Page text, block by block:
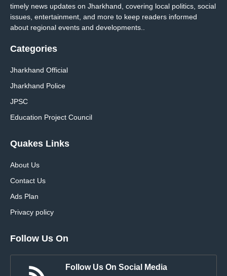
timely news updates on Jharkhand, covering local politics, social
issues, entertainment, and more to keep readers informed
about regional events and developments..
Categories
Jharkhand Official
Jharkhand Police
JPSC
Education Project Council
Quakes Links
About Us
Contact Us
Ads Plan
Privacy policy
Follow Us On
Follow Us On Social Media